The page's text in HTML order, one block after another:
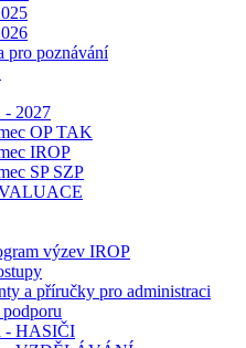
pro poznávání
- 2027
OP TAK
IROP
SP SZP
výzev IROP
a příručky pro administraci
- HASIČI